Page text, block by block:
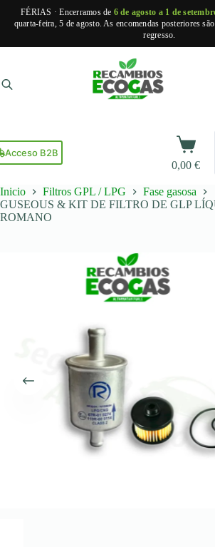
FÉRIAS · Encerramos de 6 de agosto a 1 de
quarta-feira, 5 de agosto. As encomendas posteriores
regresso.
o
conteúdo
Acceso B2B
de
0,00€
Inicio Filtros GPL / LPG
Fase gasosa
GUSEOUS & KIT DE FILTRO DE GLP
ROMANO